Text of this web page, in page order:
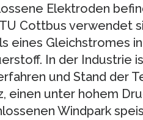
Elektroden
Cottbus verwendet
eines Gleichstromes
In der Industrie
und Stand der
einen unter hohem
Windpark